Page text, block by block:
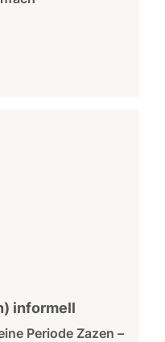
informell
Periode Zazen –